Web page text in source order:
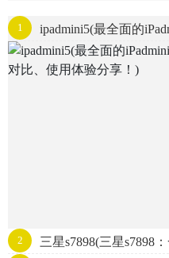
1
ipadmini5(最全面的
能对比、使用体验分享！)
2
三星s7898(三星s7898